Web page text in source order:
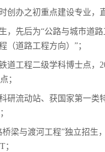
创办之初重点建设专业，
，先后为“公路与城市道路
（道路工程方向）”；
道工程二级学科博士点，
；
研流动站、获国家第一类
桥梁与渡河工程”独立招生
；